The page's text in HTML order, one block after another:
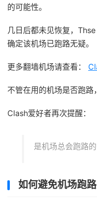
的可能性。
几日后都未见恢复，
确定该机场已跑路无疑。
更多翻墙机场请查看：
不管在用的机场是否跑路
Clash爱好者再次提醒：
是机场总会跑路的
如何避免机场跑